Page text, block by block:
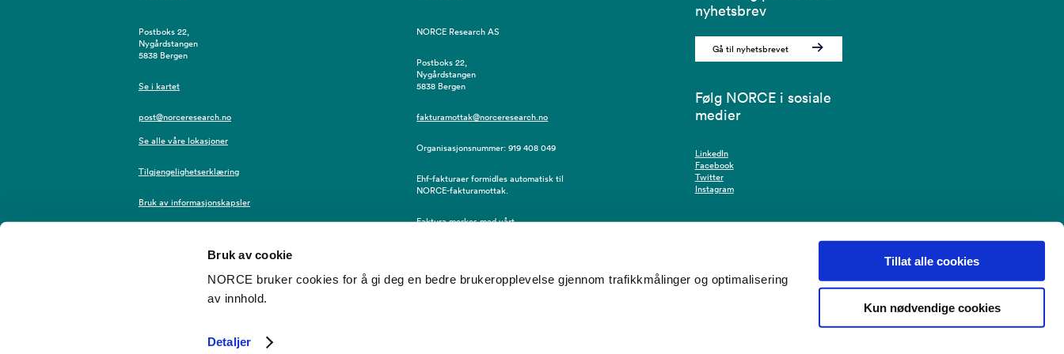
Bruk av cookie
NORCE bruker cookies for å gi deg en bedre brukeropplevelse gjennom trafikkmålinger og optimalisering
av innhold.
Detaljer
Tillat alle cookies
Kun nødvendige cookies
Postboks 22,
Nygårdstangen
5838 Bergen
Se i kartet
post@norceresearch.no
Se alle våre lokasjoner
Tilgjengelighetserklæring
Bruk av informasjonskapsler
NORCE Research AS
Postboks 22,
Nygårdstangen
5838 Bergen
fakturamottak@norceresearch.no
Organisasjonsnummer: 919 408 049
Ehf-fakturaer formidles automatisk til
NORCE-fakturamottak.
Faktura merkes med vårt
nyhetsbrev
Gå til nyhetsbrevet
Følg NORCE i sosiale
medier
LinkedIn
Facebook
Twitter
Instagram
Webredaktør